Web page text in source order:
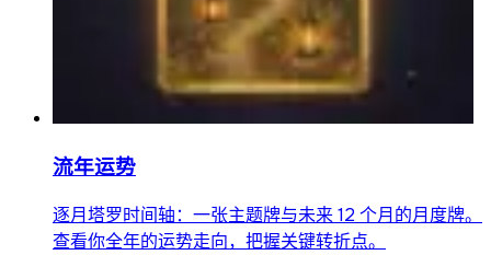
流年运势
逐月塔罗时间轴：一张主题牌与未来 12 个月的月度牌。
查看你全年的运势走向，把握关键转折点。